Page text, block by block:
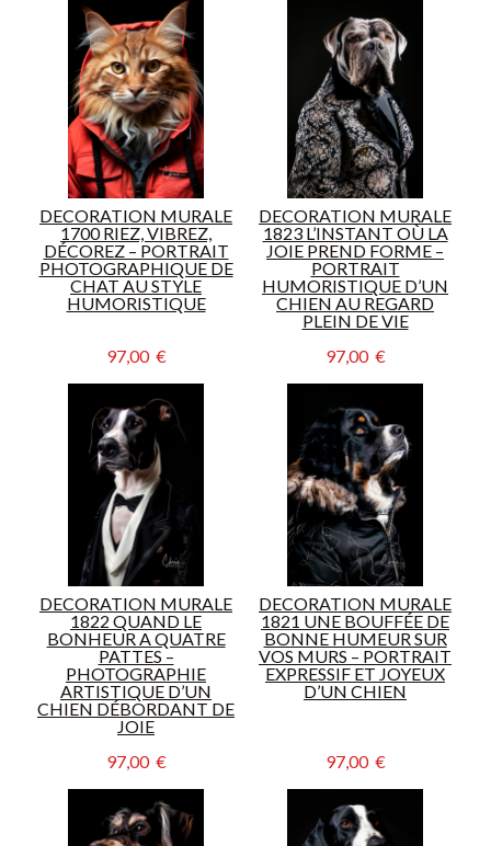
DECORATION MURALE
1700 RIEZ, VIBREZ,
DÉCOREZ – PORTRAIT
PHOTOGRAPHIQUE DE
CHAT AU STYLE
HUMORISTIQUE
97,00  €
DECORATION MURALE
1823 L’INSTANT OÙ LA
JOIE PREND FORME –
PORTRAIT
HUMORISTIQUE D’UN
CHIEN AU REGARD
PLEIN DE VIE
97,00  €
DECORATION MURALE
1822 QUAND LE
BONHEUR A QUATRE
PATTES –
PHOTOGRAPHIE
ARTISTIQUE D’UN
CHIEN DÉBORDANT DE
JOIE
97,00  €
DECORATION MURALE
1821 UNE BOUFFÉE DE
BONNE HUMEUR SUR
VOS MURS – PORTRAIT
EXPRESSIF ET JOYEUX
D’UN CHIEN
97,00  €